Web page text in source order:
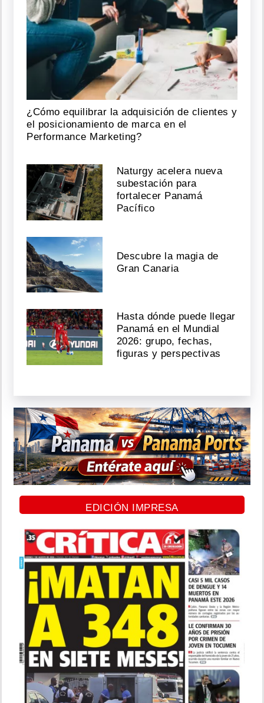
¿Cómo equilibrar la adquisición de clientes y
el posicionamiento de marca en el
Performance Marketing?
Naturgy acelera nueva
subestación para
fortalecer Panamá
Pacífico
Descubre la magia de
Gran Canaria
Hasta dónde puede llegar
Panamá en el Mundial
2026: grupo, fechas,
figuras y perspectivas
EDICIÓN IMPRESA